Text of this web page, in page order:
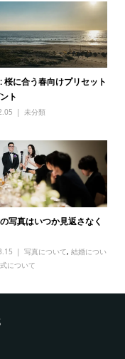
桜に合う春向けプリセット
ト
未分類
写真はいつか見返さなく
写真について,結婚につい
について